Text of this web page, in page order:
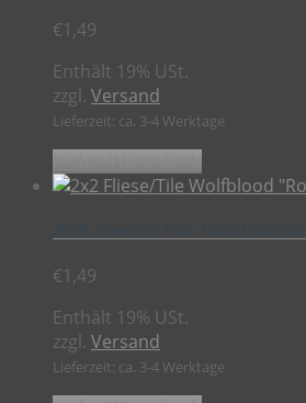
€1,49
Enthält 19% USt.
zzgl. Versand
Lieferzeit: ca. 3-4 Werktage
€1,49
Enthält 19% USt.
zzgl. Versand
Lieferzeit: ca. 3-4 Werktage